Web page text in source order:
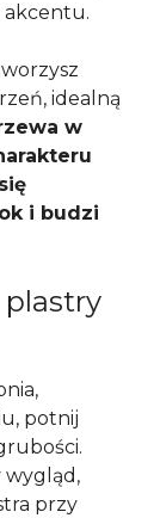
akcentu.
idealną
w
i budzi
potnij
wygląd,
przy